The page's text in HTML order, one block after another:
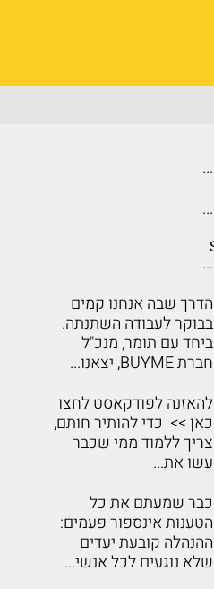
...
...
...
הדרך שבה אנחנו קמים
בבוקר לעבודה השתנתה.
ביחד עם תומר, מנכ"ל
חברת BUYME, יצאנו...
להאזנה לפודקאסט לחצו
כאן >> כדי להותיר חותם,
צריך ללמוד ממי שכבר
עשו את...
כבר שמעתם את כל
הטענות אינספור פעמים:
ההנהלה קובעת יעדים
שלא נוגעים לכל אנשי...